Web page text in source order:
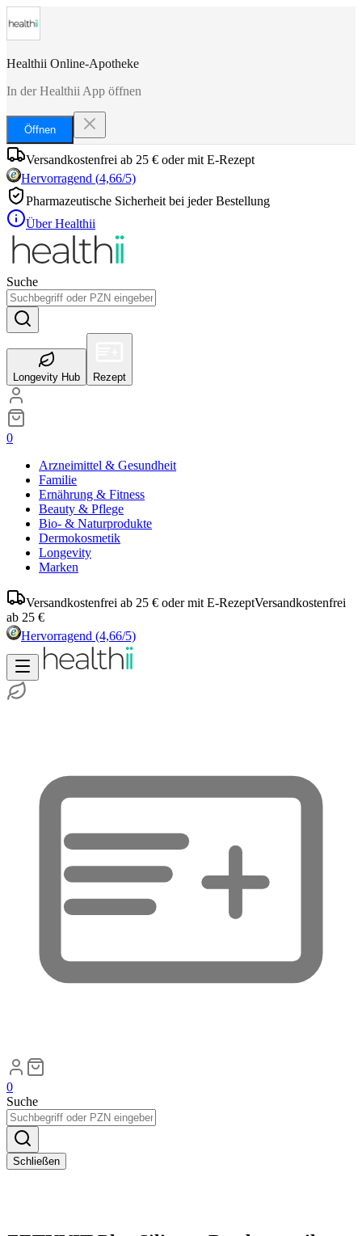
Healthii Online-Apotheke
In der Healthii App öffnen
Öffnen
Versandkostenfrei ab 25 € oder mit E-Rezept
Hervorragend (4,66/5)
Pharmazeutische Sicherheit bei jeder Bestellung
Über Healthii
Suche
Longevity Hub Rezept
0
Arzneimittel & Gesundheit
Familie
Ernährung & Fitness
Beauty & Pflege
Bio- & Naturprodukte
Dermokosmetik
Longevity
Marken
Versandkostenfrei ab 25 € oder mit E-RezeptVersandkostenfrei
ab 25 €
Hervorragend (4,66/5)
0
Suche
Schließen